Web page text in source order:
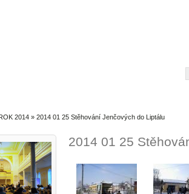
2014 » 2014 01 25 Stěhování Jenčových do Liptálu
2014 01 25